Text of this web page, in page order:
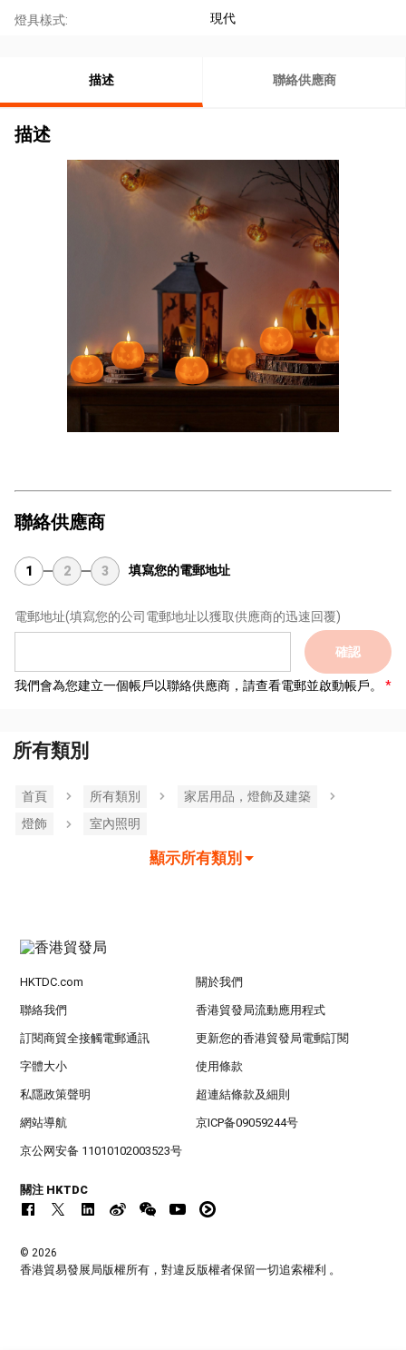
燈具樣式: 現代
描述 聯絡供應商
描述
聯絡供應商
1 2 3 填寫您的電郵地址
電郵地址(填寫您的公司電郵地址以獲取供應商的迅速回覆)
確認
我們會為您建立一個帳戶以聯絡供應商，請查看電郵並啟動帳戶。
所有類別
首頁 所有類別
家居用品，燈飾及建築
燈飾
室內照明
顯示所有類別
HKTDC.com 關於我們
聯絡我們 香港貿發局流動應用程式
訂閱商貿全接觸電郵通訊 更新您的香港貿發局電郵訂閱
字體大小 使用條款
私隱政策聲明 超連結條款及細則
網站導航 京ICP备09059244号
京公网安备 11010102003523号
關注 HKTDC
© 2026
香港貿易發展局版權所有，對違反版權者保留一切追索權利 。